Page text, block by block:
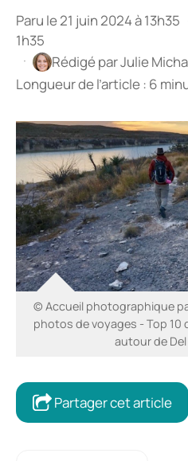
Paru le 21 juin 2024 à 13h35
1h35
·
Rédigé parJulie
Longueur de l’article : 6
© Accueil photographique
photos de voyages - Top 10
autour de Del
Partager cet article